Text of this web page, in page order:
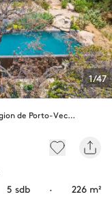
1/47
Région de Porto-Vecchio
5 sdb · 226 m²